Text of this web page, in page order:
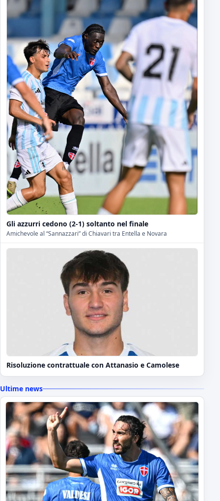
Gli azzurri cedono (2-1) soltanto nel finale
Amichevole al “Sannazzari” di Chiavari tra Entella e Novara
Risoluzione contrattuale con Attanasio e Camolese
Ultime news